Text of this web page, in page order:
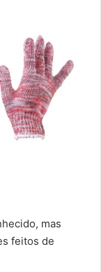
mas
feitos de